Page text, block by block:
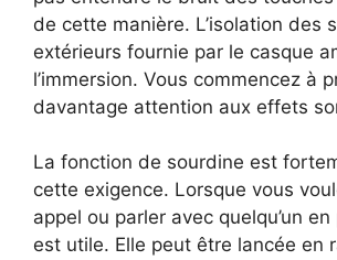
de cette manière. L’isolation des
extérieurs fournie par le casque
l’immersion. Vous commencez à
davantage attention aux effets
La fonction de sourdine est
cette exigence. Lorsque vous
appel ou parler avec quelqu’un
est utile. Elle peut être lancée en